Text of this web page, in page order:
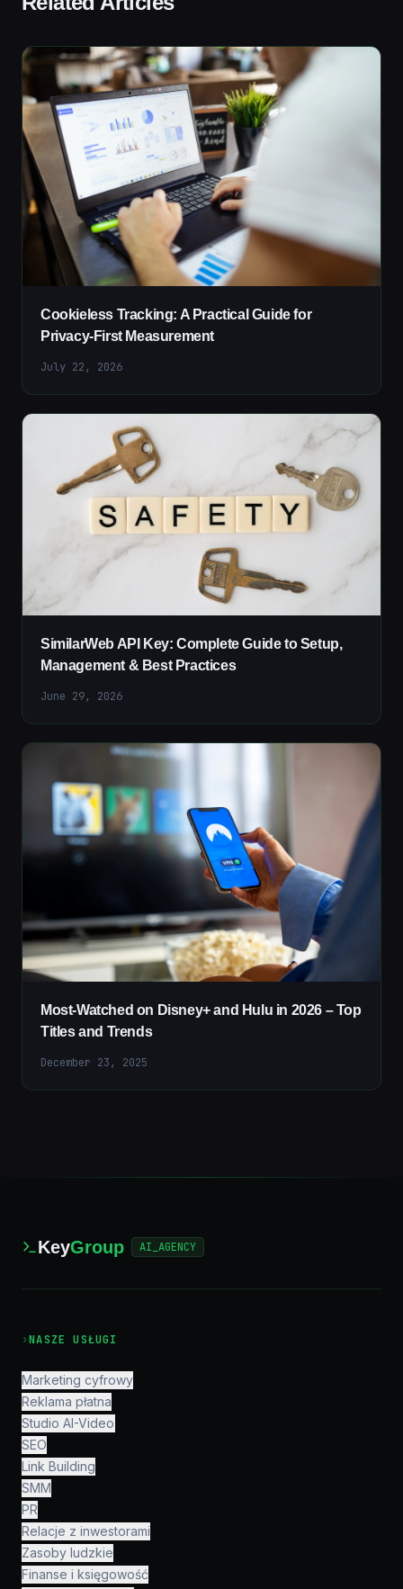
Cookieless Tracking: A Practical Guide for
Privacy-First Measurement
July 22, 2026
SimilarWeb API Key: Complete Guide to Setup,
Management & Best Practices
June 29, 2026
Most-Watched on Disney+ and Hulu in 2026 – Top
Titles and Trends
December 23, 2025
KeyGroup AI_AGENCY
›NASZE USŁUGI
Marketing cyfrowy
Reklama płatna
Studio AI-Video
SEO
Link Building
SMM
PR
Relacje z inwestorami
Zasoby ludzkie
Finanse i księgowość